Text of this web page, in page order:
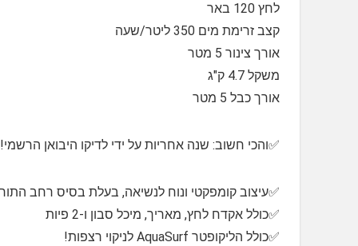
לחץ 120 באר
קצב זרימת מים 350 ליטר/שעה
אורך צינור 5 מטר
משקל 4.7 ק"ג
אורך כבל 5 מטר
✅והכי חשוב: שנה אחריות על ידי לדיקו היבואן הרשמי!
✅עיצוב קומפקטי ונוח לנשיאה, בעלת בסיס רחב
✅כולל אקדח לחץ, מאריך, מיכל סבון ו-2 פיות
✅כולל הליקופטר AquaSurf לניקוי רצפות!